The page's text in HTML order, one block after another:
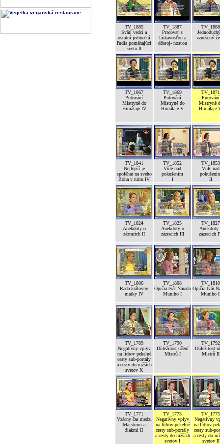
TV_1885
Svätí vedci a
ostatní jedineční
ľudia pomáhajúci
svetu II
TV_1887
Pracovať s
láskavosťou a
dôstoj- nosťou
TV_1888
vznešený
TV_1867
Putování
Mistryně do
Himálaje IV
TV_1869
Putování
Mistryně do
Himálaje V
TV_1871
Putování
Mistryně
Himálaje
TV_1841
Nejlepší je
spoléhat na svého
Boha v nitru IV
TV_1852
Vůle nad
pokušením
I
TV_1853
Vůle nad
II
TV_1824
Anekdoty o
zázracích II
TV_1825
Anekdoty o
zázracích III
TV_1827
Anekdoty
zázracích
TV_1806
Rada královny
matky IV
TV_1808
Opičia tvár Narada
Muniho I
TV_1810
Opičia tvár
Muniho
TV_1789
Negatívny vplyv
na lídrov pekelné
cesty sub-portály
a cesty do nižších
svetov X
TV_1790
Důležitost učení
Mistrů I
TV_1792
Důležitost
Mistrů II
TV_1771
Vzácny čas medzi
Majstrom a
žiakmi II
TV_1773
Negatívny vplyv
na lídrov pekelné
cesty sub-portály
a cesty do nižších
svetov I
TV_1775
Negatívny
na lídrov
cesty sub-
a cesty do
svetov II